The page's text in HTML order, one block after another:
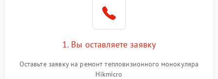
1. Вы оставляете заявку
Оставьте заявку на ремонт тепловизионного монокуляра
Hikmicro